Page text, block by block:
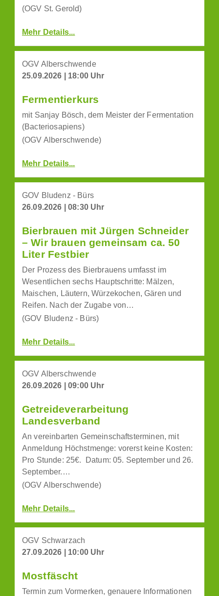
(OGV St. Gerold)
Mehr Details...
OGV Alberschwende
25.09.2026 | 18:00 Uhr
Fermentierkurs
mit Sanjay Bösch, dem Meister der Fermentation
(Bacteriosapiens)
(OGV Alberschwende)
Mehr Details...
GOV Bludenz - Bürs
26.09.2026 | 08:30 Uhr
Bierbrauen mit Jürgen Schneider
– Wir brauen gemeinsam ca. 50
Liter Festbier
Der Prozess des Bierbrauens umfasst im
Wesentlichen sechs Hauptschritte: Mälzen,
Maischen, Läutern, Würzekochen, Gären und
Reifen. Nach der Zugabe von…
(GOV Bludenz - Bürs)
Mehr Details...
OGV Alberschwende
26.09.2026 | 09:00 Uhr
Getreideverarbeitung
Landesverband
An vereinbarten Gemeinschaftsterminen, mit
Anmeldung Höchstmenge: vorerst keine Kosten:
Pro Stunde: 25€. Datum: 05. September und 26.
September.…
(OGV Alberschwende)
Mehr Details...
OGV Schwarzach
27.09.2026 | 10:00 Uhr
Mostfäscht
Termin zum Vormerken, genauere Informationen